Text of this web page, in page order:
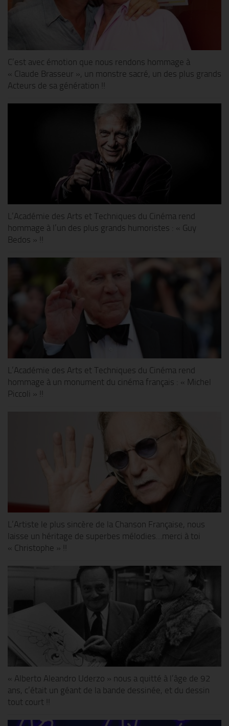
C’est avec émotion que nous rendons hommage à
« Claude Brasseur », un monstre sacré, un des plus grands
Acteurs de sa génération !!
L’Académie des Arts et Techniques du Cinéma rend
hommage à l’un des plus grands humoristes : « Guy
Bedos » !!
L’Académie des Arts et Techniques du Cinéma rend
hommage à un monument du cinéma français : « Michel
Piccoli » !!
L’Artiste le plus sincère de la Chanson Française, nous
laisse un héritage de superbes mélodies…merci à toi
« Christophe » !!
« Alberto Aleandro Uderzo » nous a quitté à l’âge de 92
ans, c’était un géant de la bande dessinée, et du dessin
tout court !!